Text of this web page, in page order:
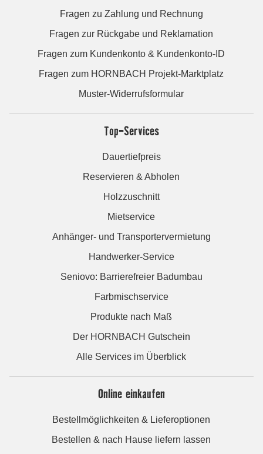
Fragen zu Zahlung und Rechnung
Fragen zur Rückgabe und Reklamation
Fragen zum Kundenkonto & Kundenkonto-ID
Fragen zum HORNBACH Projekt-Marktplatz
Muster-Widerrufsformular
Top-Services
Dauertiefpreis
Reservieren & Abholen
Holzzuschnitt
Mietservice
Anhänger- und Transportervermietung
Handwerker-Service
Seniovo: Barrierefreier Badumbau
Farbmischservice
Produkte nach Maß
Der HORNBACH Gutschein
Alle Services im Überblick
Online einkaufen
Bestellmöglichkeiten & Lieferoptionen
Bestellen & nach Hause liefern lassen